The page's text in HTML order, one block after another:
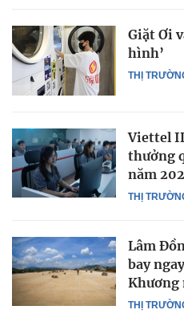
THỊ
Giặt Ơi
hình’
THỊ
Viettel
thưởng
năm
THỊ
Lâm
bay
Khương